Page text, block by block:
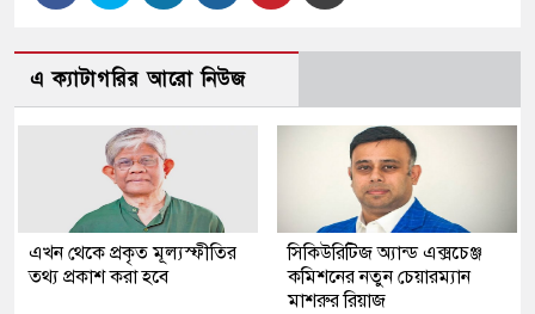
এ ক্যাটাগরির আরো নিউজ
এখন থেকে প্রকৃত মূল্যস্ফীতির
তথ্য প্রকাশ করা হবে
সিকিউরিটিজ অ্যান্ড এক্সচেঞ্জ
কমিশনের নতুন চেয়ারম্যান
মাশরুর রিয়াজ